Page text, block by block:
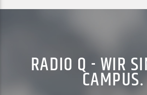
RADIO Q - WIR
CAMPUS.